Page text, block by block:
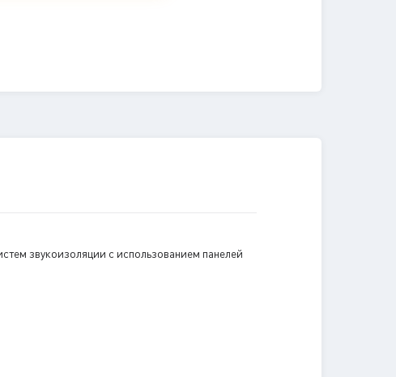
звукоизоляции с использованием панелей